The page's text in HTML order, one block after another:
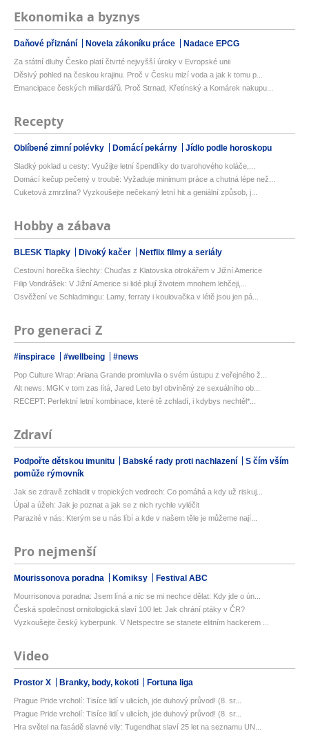
Ekonomika a byznys
Daňové přiznání Novela zákoníku práce Nadace EPCG
Za státní dluhy Česko platí čtvrté nejvyšší úroky v Evropské unii
Děsivý pohled na českou krajinu. Proč v Česku mizí voda a jak k tomu p...
Emancipace českých miliardářů. Proč Strnad, Křetínský a Komárek nakupu...
Recepty
Oblíbené zimní polévky Domácí pekárny Jídlo podle horoskopu
Sladký poklad u cesty: Využijte letní špendlíky do tvarohového koláče,...
Domácí kečup pečený v troubě: Vyžaduje minimum práce a chutná lépe než...
Cuketová zmrzlina? Vyzkoušejte nečekaný letní hit a geniální způsob, j...
Hobby a zábava
BLESK Tlapky Divoký kačer Netflix filmy a seriály
Cestovní horečka šlechty: Chuďas z Klatovska otrokářem v Jižní Americe
Filip Vondrášek: V Jižní Americe si lidé plují životem mnohem lehčeji,...
Osvěžení ve Schladmingu: Lamy, ferraty i koulovačka v létě jsou jen pá...
Pro generaci Z
#inspirace #wellbeing #news
Pop Culture Wrap: Ariana Grande promluvila o svém ústupu z veřejného ž...
Alt news: MGK v tom zas lítá, Jared Leto byl obviněný ze sexuálního ob...
RECEPT: Perfektní letní kombinace, které tě zchladí, i kdybys nechtěl*...
Zdraví
Podpořte dětskou imunitu Babské rady proti nachlazení
S čím vším
pomůže rýmovník
Jak se zdravě zchladit v tropických vedrech: Co pomáhá a kdy už riskuj...
Úpal a úžeh: Jak je poznat a jak se z nich rychle vyléčit
Parazité v nás: Kterým se u nás líbí a kde v našem těle je můžeme nají...
Pro nejmenší
Mourissonova poradna Komiksy Festival ABC
Mourrisonova poradna: Jsem líná a nic se mi nechce dělat: Kdy jde o ún...
Česká společnost ornitologická slaví 100 let: Jak chrání ptáky v ČR?
Vyzkoušejte český kyberpunk. V Netspectre se stanete elitním hackerem ...
Video
Prostor X Branky, body, kokoti Fortuna liga
Prague Pride vrcholí: Tisíce lidí v ulicích, jde duhový průvod! (8. sr...
Prague Pride vrcholí: Tisíce lidí v ulicích, jde duhový průvod! (8. sr...
Hra světel na fasádě slavné vily: Tugendhat slaví 25 let na seznamu UN...